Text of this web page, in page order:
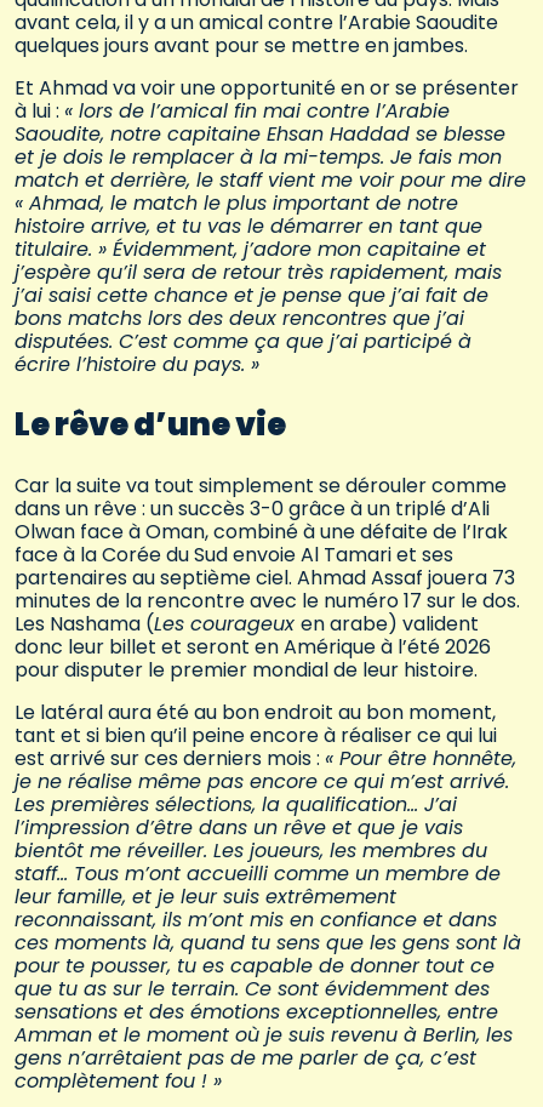
avant cela, il y a un amical contre l’Arabie Saoudite
quelques jours avant pour se mettre en jambes.
Et Ahmad va voir une opportunité en or se présenter
à lui : « lors de l’amical fin mai contre l’Arabie
Saoudite, notre capitaine Ehsan Haddad se blesse
et je dois le remplacer à la mi-temps. Je fais mon
match et derrière, le staff vient me voir pour me dire
« Ahmad, le match le plus important de notre
histoire arrive, et tu vas le démarrer en tant que
titulaire. » Évidemment, j’adore mon capitaine et
j’espère qu’il sera de retour très rapidement, mais
j’ai saisi cette chance et je pense que j’ai fait de
bons matchs lors des deux rencontres que j’ai
disputées. C’est comme ça que j’ai participé à
écrire l’histoire du pays. »
Le rêve d’une vie
Car la suite va tout simplement se dérouler comme
dans un rêve : un succès 3-0 grâce à un triplé d’Ali
Olwan face à Oman, combiné à une défaite de l’Irak
face à la Corée du Sud envoie Al Tamari et ses
partenaires au septième ciel. Ahmad Assaf jouera 73
minutes de la rencontre avec le numéro 17 sur le dos.
Les Nashama (Les courageux en arabe) valident
donc leur billet et seront en Amérique à l’été 2026
pour disputer le premier mondial de leur histoire.
Le latéral aura été au bon endroit au bon moment,
tant et si bien qu’il peine encore à réaliser ce qui lui
est arrivé sur ces derniers mois : « Pour être honnête,
je ne réalise même pas encore ce qui m’est arrivé.
Les premières sélections, la qualification… J’ai
l’impression d’être dans un rêve et que je vais
bientôt me réveiller. Les joueurs, les membres du
staff… Tous m’ont accueilli comme un membre de
leur famille, et je leur suis extrêmement
reconnaissant, ils m’ont mis en confiance et dans
ces moments là, quand tu sens que les gens sont là
pour te pousser, tu es capable de donner tout ce
que tu as sur le terrain. Ce sont évidemment des
sensations et des émotions exceptionnelles, entre
Amman et le moment où je suis revenu à Berlin, les
gens n’arrêtaient pas de me parler de ça, c’est
complètement fou ! »